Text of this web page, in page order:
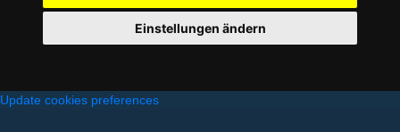
Einstellungen ändern
Update cookies preferences